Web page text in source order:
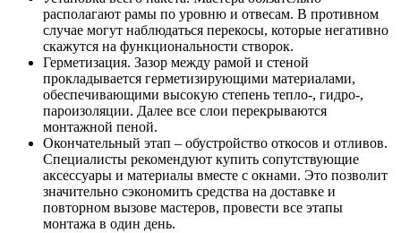
располагают рамы по уровню и отвесам. В противном
случае могут наблюдаться перекосы, которые негативно
скажутся на функциональности створок.
Герметизация. Зазор между рамой и стеной
прокладывается герметизирующими материалами,
обеспечивающими высокую степень тепло-, гидро-,
пароизоляции. Далее все слои перекрываются
монтажной пеной.
Окончательный этап – обустройство откосов и отливов.
Специалисты рекомендуют купить сопутствующие
аксессуары и материалы вместе с окнами. Это позволит
значительно сэкономить средства на доставке и
повторном вызове мастеров, провести все этапы
монтажа в один день.